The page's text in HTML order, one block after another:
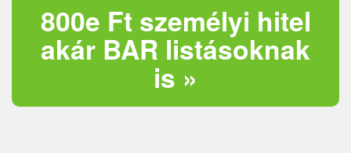
800e Ft személyi hitel
akár BAR listásoknak
is »